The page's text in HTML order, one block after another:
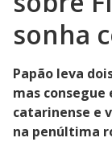
sonha
Papão leva
mas consegue
catarinense e
na penúltima